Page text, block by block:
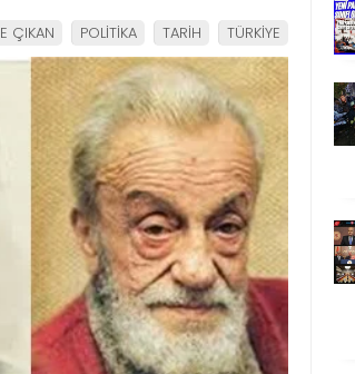
ÇIKAN POLİTİKA TARİH TÜRKİYE